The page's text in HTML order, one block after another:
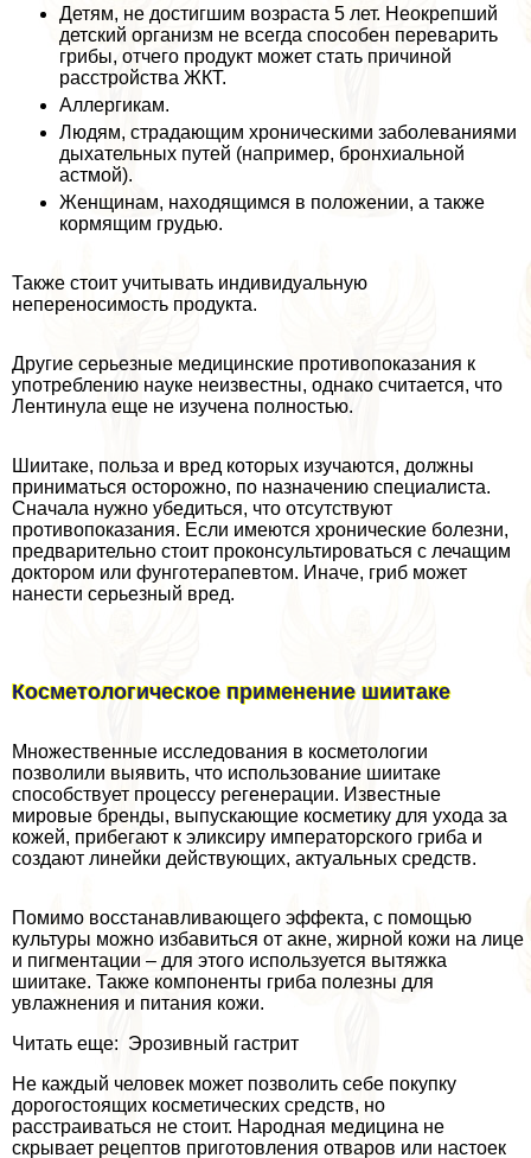
Детям, не достигшим возраста 5 лет. Неокрепший
детский организм не всегда способен переварить
грибы, отчего продукт может стать причиной
расстройства ЖКТ.
Аллергикам.
Людям, страдающим хроническими заболеваниями
дыхательных путей (например, бронхиальной
астмой).
Женщинам, находящимся в положении, а также
кормящим гpyдью.
Также стоит учитывать индивидуальную
непереносимость продукта.
Другие серьезные медицинские противопоказания к
употрeблению науке неизвестны, однако считается, что
Лентинула еще не изучена полностью.
Шиитаке, польза и вред которых изучаются, должны
приниматься осторожно, по назначению специалиста.
Сначала нужно убедиться, что отсутствуют
противопоказания. Если имеются хронические болезни,
предварительно стоит проконсультироваться с лечащим
доктором или фунготерапевтом. Иначе, гриб может
нанести серьезный вред.
Косметологическое применение шиитаке
Множественные исследования в косметологии
позволили выявить, что использование шиитаке
способствует процессу регенерации. Известные
мировые бренды, выпускающие косметику для ухода за
кожей, прибегают к эликсиру императорского гриба и
создают линейки действующих, актуальных средств.
Помимо восстанавливающего эффекта, с помощью
культуры можно избавиться от акне, жирной кожи на лице
и пигментации – для этого используется вытяжка
шиитаке. Также компоненты гриба полезны для
увлажнения и питания кожи.
Читать еще: Эрозивный гастрит
Не каждый человек может позволить себе покупку
дорогостоящих косметических средств, но
расстраиваться не стоит. Народная медицина не
скрывает рецептов приготовления отваров или настоек